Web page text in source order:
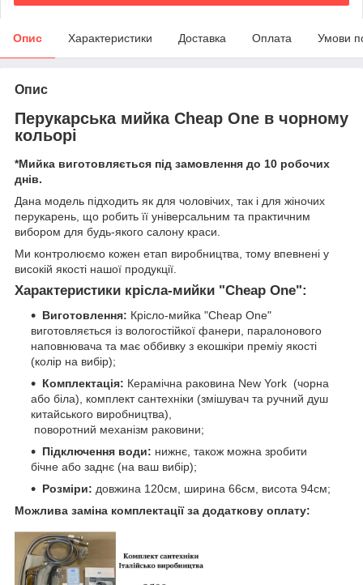
Опис Характеристики Доставка Оплата Умови
Опис
Перукарська мийка Cheap One в чорному
кольорі
*Мийка виготовляється під замовлення до 10 робочих
днів.
Дана модель підходить як для чоловічих, так і для жіночих
перукарень, що робить її універсальним та практичним
вибором для будь-якого салону краси.
Ми контролюємо кожен етап виробництва, тому впевнені у
високій якості нашої продукції.
Характеристики крісла-мийки "Cheap One":
Виготовлення: Крісло-мийка "Cheap One"
виготовляється із вологостійкої фанери, паралонового
наповнювача та має оббивку з екошкіри преміу якості
(колір на вибір);
Комплектація: Керамічна раковина New York (чорна
або біла), комплект сантехніки (змішувач та ручний душ
китайського виробництва),
поворотний механізм раковини;
Підключення води: нижнє, також можна зробити
бічне або заднє (на ваш вибір);
Розміри: довжина 120см, ширина 66см, висота 94см;
Можлива заміна комплектації за додаткову оплату: